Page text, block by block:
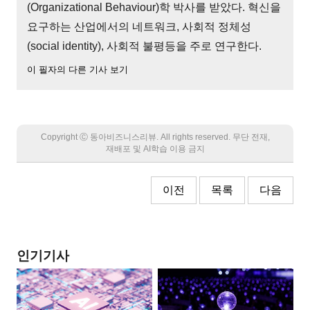
(Organizational Behaviour)학 박사를 받았다. 혁신을
요구하는 산업에서의 네트워크, 사회적 정체성
(social identity), 사회적 불평등을 주로 연구한다.
이 필자의 다른 기사 보기
Copyright Ⓒ 동아비즈니스리뷰. All rights reserved. 무단 전재,
재배포 및 AI학습 이용 금지
이전 목록 다음
인기기사